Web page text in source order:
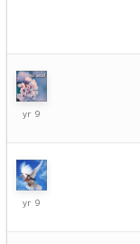
26
2017
11